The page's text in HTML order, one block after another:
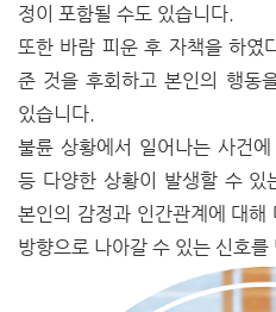
정이 포함될 수도 있습니다.
또한 바람 피운 후 자책을 하였
준 것을 후회하고 본인의 행동
있습니다.
불륜 상황에서 일어나는 사건
등 다양한 상황이 발생할 수 있
본인의 감정과 인간관계에 대
방향으로 나아갈 수 있는 신호